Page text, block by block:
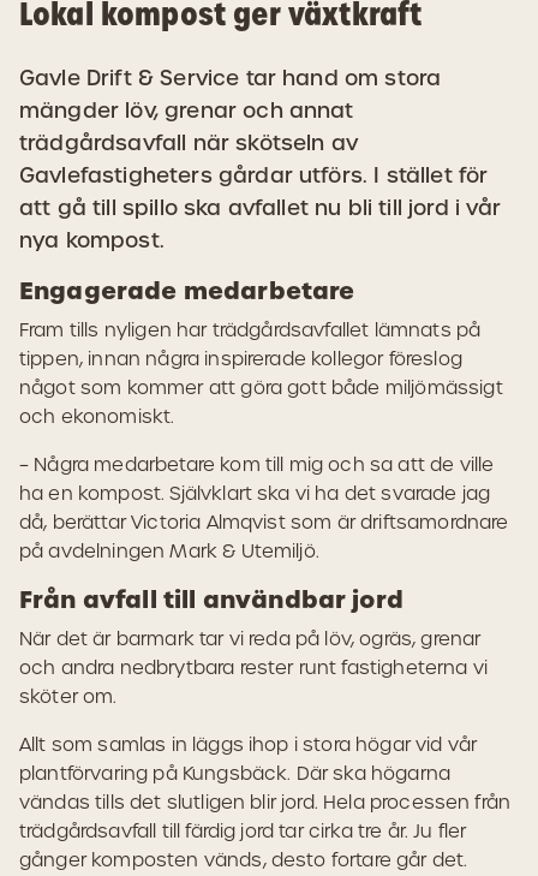
Lokal kompost ger växtkraft
Gavle Drift & Service tar hand om stora
mängder löv, grenar och annat
trädgårdsavfall när skötseln av
Gavlefastigheters gårdar utförs. I stället för
att gå till spillo ska avfallet nu bli till jord i vår
nya kompost.
Engagerade medarbetare
Fram tills nyligen har trädgårdsavfallet lämnats på
tippen, innan några inspirerade kollegor föreslog
något som kommer att göra gott både miljömässigt
och ekonomiskt.
– Några medarbetare kom till mig och sa att de ville
ha en kompost. Självklart ska vi ha det svarade jag
då, berättar Victoria Almqvist som är driftsamordnare
på avdelningen Mark & Utemiljö.
Från avfall till användbar jord
När det är barmark tar vi reda på löv, ogräs, grenar
och andra nedbrytbara rester runt fastigheterna vi
sköter om.
Allt som samlas in läggs ihop i stora högar vid vår
plantförvaring på Kungsbäck. Där ska högarna
vändas tills det slutligen blir jord. Hela processen från
trädgårdsavfall till färdig jord tar cirka tre år. Ju fler
gånger komposten vänds, desto fortare går det.